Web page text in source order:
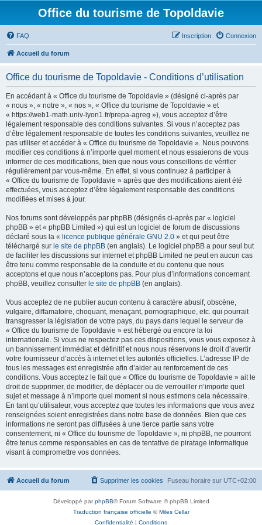
Office du tourisme de Topoldavie
FAQ Connexion
Inscription
Accueil du forum
Office du tourisme de Topoldavie - Conditions d’utilisation
En accédant à « Office du tourisme de Topoldavie » (désigné ci-après par
« nous », « notre », « nos », « Office du tourisme de Topoldavie » et
« https://web1-math.univ-lyon1.fr/prepa-agreg »), vous acceptez d’être
légalement responsable des conditions suivantes. Si vous n’acceptez pas
d’être légalement responsable de toutes les conditions suivantes, veuillez ne
pas utiliser et accéder à « Office du tourisme de Topoldavie ». Nous pouvons
modifier ces conditions à n’importe quel moment et nous essaierons de vous
informer de ces modifications, bien que nous vous conseillons de vérifier
régulièrement par vous-même. En effet, si vous continuez à participer à
« Office du tourisme de Topoldavie » après que des modifications aient été
effectuées, vous acceptez d’être légalement responsable des conditions
modifiées et mises à jour.
Nos forums sont développés par phpBB (désignés ci-après par « logiciel
phpBB » et « phpBB Limited ») qui est un logiciel de forum de discussions
déclaré sous la « licence publique générale GNU 2.0 » et qui peut être
téléchargé sur le site de phpBB (en anglais). Le logiciel phpBB a pour seul but
de faciliter les discussions sur internet et phpBB Limited ne peut en aucun cas
être tenu comme responsable de la conduite et du contenu que nous
acceptons et que nous n’acceptons pas. Pour plus d’informations concernant
phpBB, veuillez consulter le site de phpBB (en anglais).
Vous acceptez de ne publier aucun contenu à caractère abusif, obscène,
vulgaire, diffamatoire, choquant, menaçant, pornographique, etc. qui pourrait
transgresser la législation de votre pays, du pays dans lequel le serveur de
« Office du tourisme de Topoldavie » est hébergé ou encore la loi
internationale. Si vous ne respectez pas ces dispositions, vous vous exposez à
un bannissement immédiat et définitif et nous nous réservons le droit d’avertir
votre fournisseur d’accès à internet et les autorités officielles. L’adresse IP de
tous les messages est enregistrée afin d’aider au renforcement de ces
conditions. Vous acceptez le fait que « Office du tourisme de Topoldavie » ait le
droit de supprimer, de modifier, de déplacer ou de verrouiller n’importe quel
sujet et message à n’importe quel moment si nous estimons cela nécessaire.
En tant qu’utilisateur, vous acceptez que toutes les informations que vous avez
renseignées soient enregistrées dans notre base de données. Bien que ces
informations ne seront pas diffusées à une tierce partie sans votre
consentement, ni « Office du tourisme de Topoldavie », ni phpBB, ne pourront
être tenus comme responsables en cas de tentative de piratage informatique
visant à compromettre vos données.
Accueil du forum Fuseau horaire sur UTC+02:00
Supprimer les cookies
Développé parphpBB® Forum Software © phpBB Limited
Traduction française officielle ©Miles Cellar
Confidentialité | Conditions